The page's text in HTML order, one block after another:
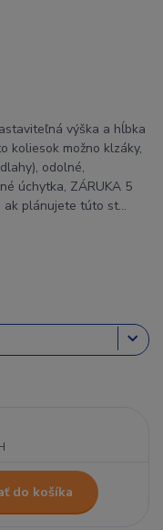
výška a hĺbka
koliesok možno klzáky,
odolné,
úchytka, ZÁRUKA 5
ak plánujete túto st...
do košíka